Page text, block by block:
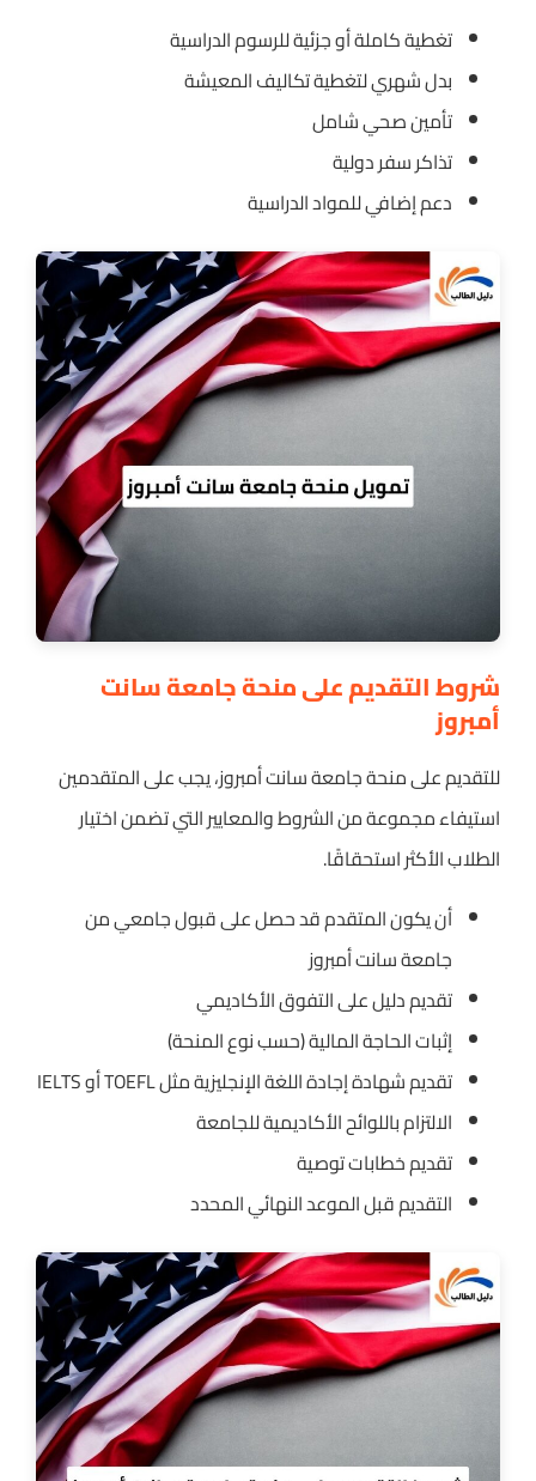
تغطية كاملة أو جزئية للرسوم الدراسية
بدل شهري لتغطية تكاليف المعيشة
تأمين صحي شامل
تذاكر سفر دولية
دعم إضافي للمواد الدراسية
شروط التقديم على منحة جامعة سانت
أمبروز
للتقديم على منحة جامعة سانت أمبروز، يجب على المتقدمين
استيفاء مجموعة من الشروط والمعايير التي تضمن اختيار
الطلاب الأكثر استحقاقًا.
أن يكون المتقدم قد حصل على قبول جامعي من
جامعة سانت أمبروز
تقديم دليل على التفوق الأكاديمي
إثبات الحاجة المالية (حسب نوع المنحة)
تقديم شهادة إجادة اللغة الإنجليزية مثل TOEFL أو IELTS
الالتزام باللوائح الأكاديمية للجامعة
تقديم خطابات توصية
التقديم قبل الموعد النهائي المحدد